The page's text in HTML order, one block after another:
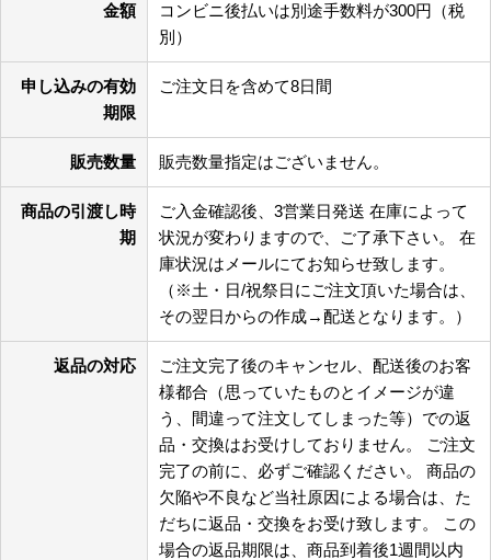
金額
コンビニ後払いは別途手数料が300円（税
別）
申し込みの有効
期限
ご注文日を含めて8日間
販売数量 販売数量指定はございません。
商品の引渡し時
期
ご入金確認後、3営業日発送 在庫によって
状況が変わりますので、ご了承下さい。 在
庫状況はメールにてお知らせ致します。
（※土・日/祝祭日にご注文頂いた場合は、
その翌日からの作成→配送となります。）
返品の対応
ご注文完了後のキャンセル、配送後のお客
様都合（思っていたものとイメージが違
う、間違って注文してしまった等）での返
品・交換はお受けしておりません。 ご注文
完了の前に、必ずご確認ください。 商品の
欠陥や不良など当社原因による場合は、た
だちに返品・交換をお受け致します。 この
場合の返品期限は、商品到着後1週間以内